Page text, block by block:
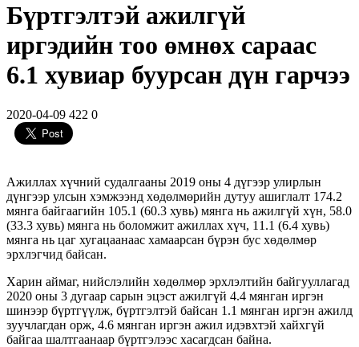
Бүртгэлтэй ажилгүй
иргэдийн тоо өмнөх сараас
6.1 хувиар буурсан дүн гарчээ
2020-04-09 422 0
Ажиллах хүчний судалгааны 2019 оны 4 дүгээр улирлын
дүнгээр улсын хэмжээнд хөдөлмөрийн дутуу ашиглалт 174.2
мянга байгаагийн 105.1 (60.3 хувь) мянга нь ажилгүй хүн, 58.0
(33.3 хувь) мянга нь боломжит ажиллах хүч, 11.1 (6.4 хувь)
мянга нь цаг хугацаанаас хамаарсан бүрэн бус хөдөлмөр
эрхлэгчид байсан.
Харин аймаг, нийслэлийн хөдөлмөр эрхлэлтийн байгууллагад
2020 оны 3 дугаар сарын эцэст ажилгүй 4.4 мянган иргэн
шинээр бүртгүүлж, бүртгэлтэй байсан 1.1 мянган иргэн ажилд
зуучлагдан орж, 4.6 мянган иргэн ажил идэвхтэй хайхгүй
байгаа шалтгаанаар бүртгэлээс хасагдсан байна.